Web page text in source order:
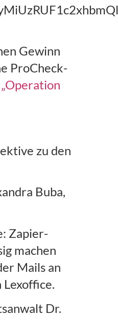
Gewinn
ProCheck-
zu den
Buba,
Zapier-
machen
Mails an
Dr.